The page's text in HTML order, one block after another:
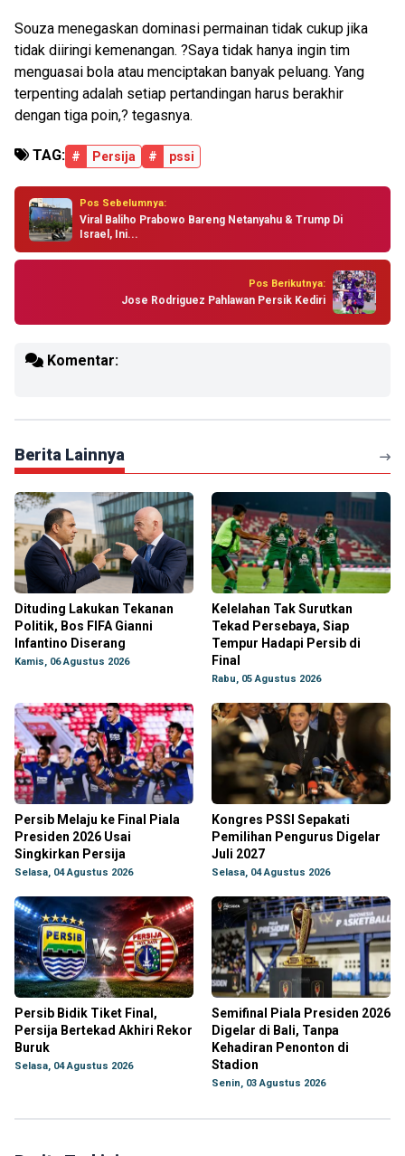
Souza menegaskan dominasi permainan tidak cukup jika
tidak diiringi kemenangan. ?Saya tidak hanya ingin tim
menguasai bola atau menciptakan banyak peluang. Yang
terpenting adalah setiap pertandingan harus berakhir
dengan tiga poin,? tegasnya.
TAG: # Persija # pssi
Pos Sebelumnya:
Viral Baliho Prabowo Bareng Netanyahu & Trump Di
Israel, Ini...
Pos Berikutnya:
Jose Rodriguez Pahlawan Persik Kediri
Komentar:
Berita Lainnya
Dituding Lakukan Tekanan
Politik, Bos FIFA Gianni
Infantino Diserang
Kamis, 06 Agustus 2026
Kelelahan Tak Surutkan
Tekad Persebaya, Siap
Tempur Hadapi Persib di
Final
Rabu, 05 Agustus 2026
Persib Melaju ke Final Piala
Presiden 2026 Usai
Singkirkan Persija
Selasa, 04 Agustus 2026
Kongres PSSI Sepakati
Pemilihan Pengurus Digelar
Juli 2027
Selasa, 04 Agustus 2026
Persib Bidik Tiket Final,
Persija Bertekad Akhiri Rekor
Buruk
Selasa, 04 Agustus 2026
Semifinal Piala Presiden 2026
Digelar di Bali, Tanpa
Kehadiran Penonton di
Stadion
Senin, 03 Agustus 2026